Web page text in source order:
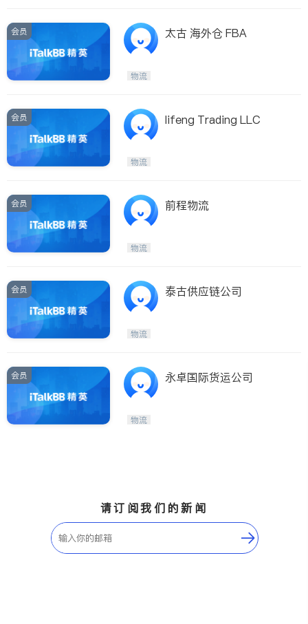
会员 太古 海外仓 FBA
物流
会员 lifeng Trading LLC
物流
会员 前程物流
物流
会员 泰古供应链公司
物流
会员 永卓国际货运公司
物流
请订阅我们的新闻